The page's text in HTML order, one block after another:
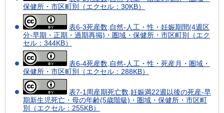
保健所・市区町別（エクセル：30KB）
表6-3死産数,自然-人工・性・妊娠期間(4週区
分-早期・正期・過期再掲)・圏域・保健所・市区町別（エク
セル：344KB）
表6-4死産数,自然-人工・性・死産月・圏域・
保健所・市区町別（エクセル：288KB）
表7-1周産期死亡数,妊娠満22週以後の死産-早
期新生児死亡・母の年齢(5歳階級)・圏域・保健所・市区町
別（エクセル：255KB）